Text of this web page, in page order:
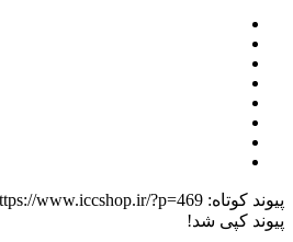
کوتاه:https://www.iccshop.ir/?p=469
کپی شد!